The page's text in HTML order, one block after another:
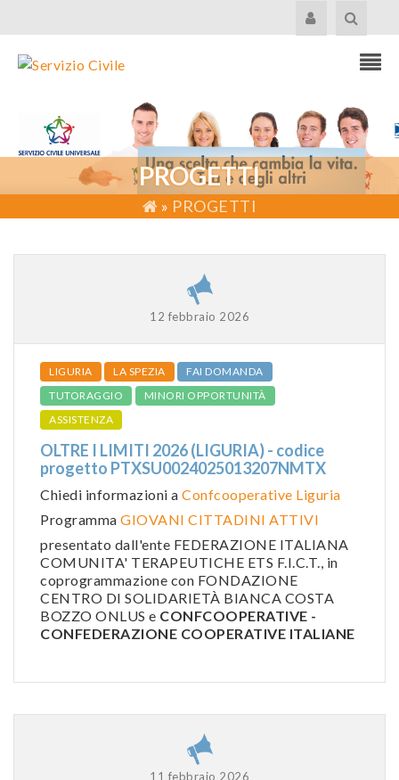
PROGETTI
» PROGETTI
12 febbraio 2026
LIGURIA LA SPEZIA
FAI DOMANDA
TUTORAGGIO
MINORI OPPORTUNITÀ
ASSISTENZA
OLTRE I LIMITI 2026 (LIGURIA) - codice
progetto PTXSU0024025013207NMTX
Chiedi informazioni a Confcooperative Liguria
Programma GIOVANI CITTADINI ATTIVI
presentato dall'ente FEDERAZIONE ITALIANA
COMUNITA' TERAPEUTICHE ETS F.I.C.T., in
coprogrammazione con FONDAZIONE
CENTRO DI SOLIDARIETÀ BIANCA COSTA
BOZZO ONLUS e CONFCOOPERATIVE -
CONFEDERAZIONE COOPERATIVE ITALIANE
11 febbraio 2026